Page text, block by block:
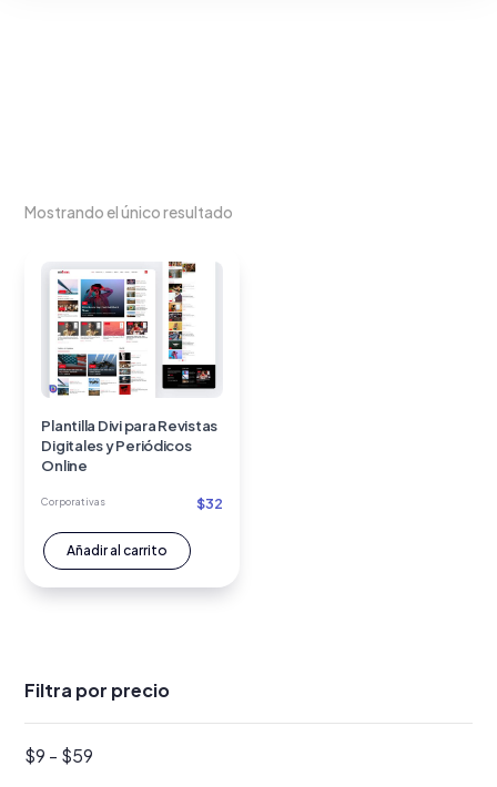
Mostrando el único resultado
Plantilla Divi para Revistas
Digitales y Periódicos
Online
Corporativas $32
Añadir al carrito
Filtra por precio
$9 - $59